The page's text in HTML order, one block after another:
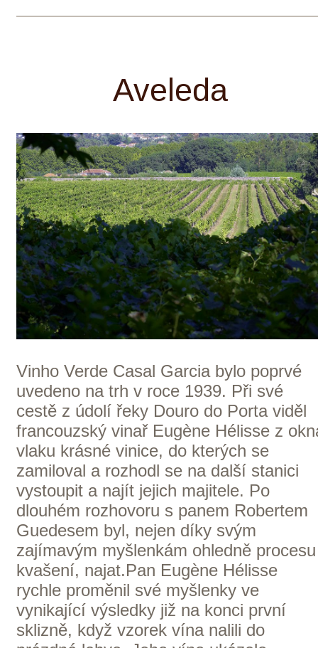
chloubou jsou červená vína. Luděk Botur
svůj sen o vlastním vinařství zhmotnil již
vinohradnictví celoživotním koníčkem.
Významný byl především vliv otcova
přítele prof. Viléma Krause, který
podporoval Luďkovu vášeň ve výrobě
vín. Postupem času tak vybudoval
vinařství přímo v centru Strážnice se
značnými kapacitami podzemních
katakomb pro výrobu a skladování vína,
zvláště k uložení a zrání převážně
červených vín. Po celou dobu se však
držel svého hesla, „ani korunu dotací, ani
korunu úvěrů a postupovat po drobných
krůčcích od malého k většímu.“
Česká republika — Morava
K NÁKUPU VÍN TOHOTO
VINAŘSTVÍ
Cantina Colli Euganei